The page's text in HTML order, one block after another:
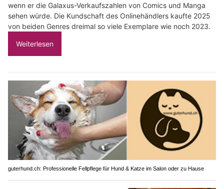
wenn er die Galaxus-Verkaufszahlen von Comics und Manga
sehen würde. Die Kundschaft des Onlinehändlers kaufte 2025
von beiden Genres dreimal so viele Exemplare wie noch 2023.
Weiterlesen
guterhund.ch: Professionelle Fellpflege für Hund & Katze im Salon oder zu Hause